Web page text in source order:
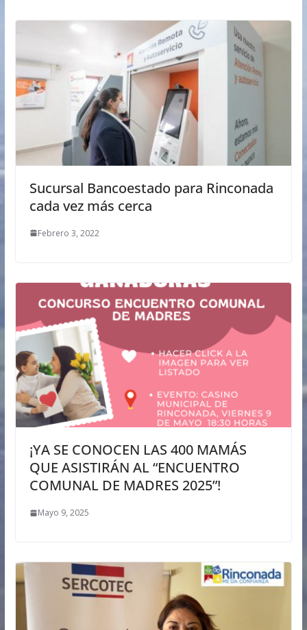
Sucursal Bancoestado para Rinconada
cada vez más cerca
Febrero 3, 2022
¡YA SE CONOCEN LAS 400 MAMÁS
QUE ASISTIRÁN AL “ENCUENTRO
COMUNAL DE MADRES 2025”!
Mayo 9, 2025